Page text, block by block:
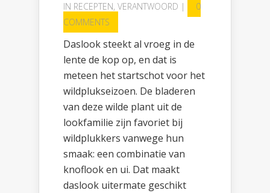
IN RECEPTEN, VERANTWOORD |
0
COMMENTS
Daslook steekt al vroeg in de
lente de kop op, en dat is
meteen het startschot voor het
wildplukseizoen. De bladeren
van deze wilde plant uit de
lookfamilie zijn favoriet bij
wildplukkers vanwege hun
smaak: een combinatie van
knoflook en ui. Dat maakt
daslook uitermate geschikt